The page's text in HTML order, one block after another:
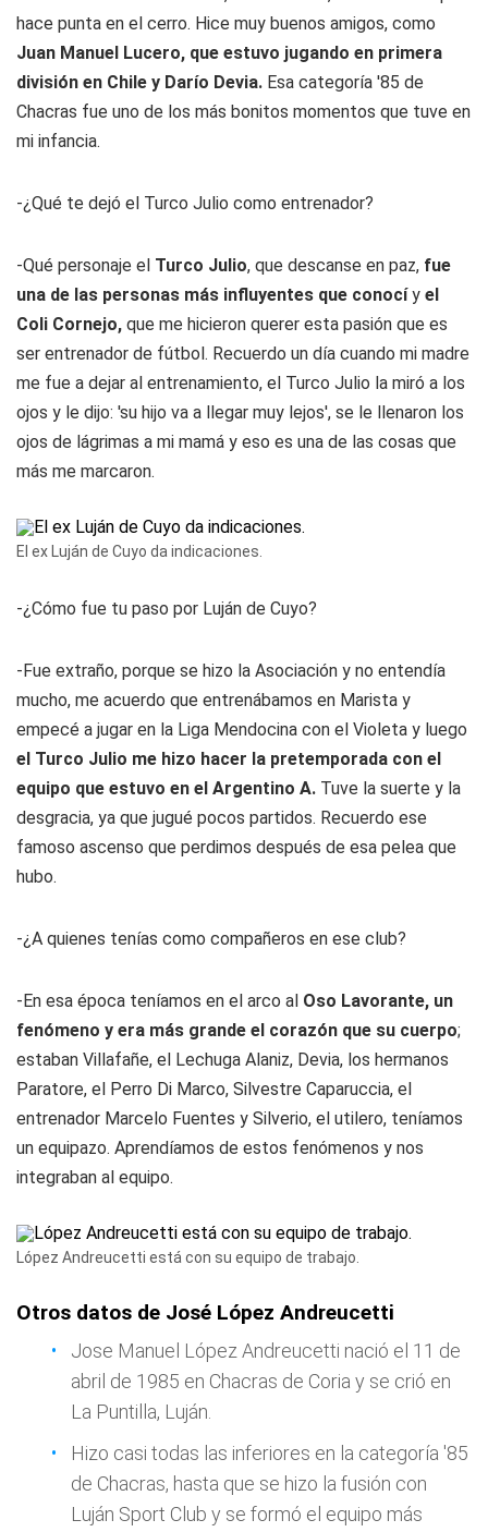
hace punta en el cerro. Hice muy buenos amigos, como
Juan Manuel Lucero, que estuvo jugando en primera
división en Chile y Darío Devia. Esa categoría '85 de
Chacras fue uno de los más bonitos momentos que tuve en
mi infancia.
-¿Qué te dejó el Turco Julio como entrenador?
-Qué personaje el Turco Julio, que descanse en paz, fue
una de las personas más influyentes que conocíy el
Coli Cornejo, que me hicieron querer esta pasión que es
ser entrenador de fútbol. Recuerdo un día cuando mi madre
me fue a dejar al entrenamiento, el Turco Julio la miró a los
ojos y le dijo: 'su hijo va a llegar muy lejos', se le llenaron los
ojos de lágrimas a mi mamá y eso es una de las cosas que
más me marcaron.
El ex Luján de Cuyo da indicaciones.
-¿Cómo fue tu paso por Luján de Cuyo?
-Fue extraño, porque se hizo la Asociación y no entendía
mucho, me acuerdo que entrenábamos en Marista y
empecé a jugar en la Liga Mendocina con el Violeta y luego
el Turco Julio me hizo hacer la pretemporada con el
equipo que estuvo en el Argentino A. Tuve la suerte y la
desgracia, ya que jugué pocos partidos. Recuerdo ese
famoso ascenso que perdimos después de esa pelea que
hubo.
-¿A quienes tenías como compañeros en ese club?
-En esa época teníamos en el arco al Oso Lavorante, un
fenómeno y era más grande el corazón que su cuerpo;
estaban Villafañe, el Lechuga Alaniz, Devia, los hermanos
Paratore, el Perro Di Marco, Silvestre Caparuccia, el
entrenador Marcelo Fuentes y Silverio, el utilero, teníamos
un equipazo. Aprendíamos de estos fenómenos y nos
integraban al equipo.
López Andreucetti está con su equipo de trabajo.
Otros datos de José López Andreucetti
Jose Manuel López Andreucetti nació el 11 de
abril de 1985 en Chacras de Coria y se crió en
La Puntilla, Luján.
Hizo casi todas las inferiores en la categoría '85
de Chacras, hasta que se hizo la fusión con
Luján Sport Club y se formó el equipo más